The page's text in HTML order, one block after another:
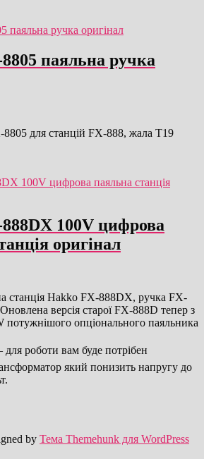
паяльна ручка
для станцій FX-888, жала T19
100V цифрова
оригінал
станція Hakko FX-888DX, ручка FX-
версія старої FX-888D тепер з
потужнішого опціонального паяльника
роботи вам буде потрібен
який понизить напругу до
by Тема Themehunk для WordPress